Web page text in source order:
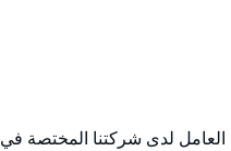
لدى شركتنا المختصة في